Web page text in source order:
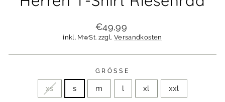
Normaler
Preis
€49,99
inkl. MwSt. zzgl. Versandkosten
GRÖSSE
xs s m l xl xxl